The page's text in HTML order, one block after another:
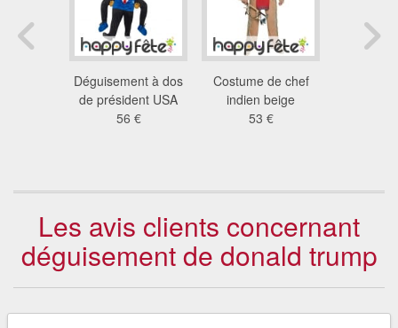
Déguisement à dos
de président USA
56 €
Costume de chef
indien beige
53 €
Les avis clients concernant
déguisement de donald trump